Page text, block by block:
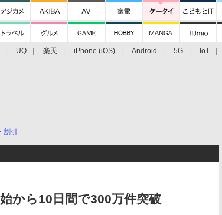
UQ 楽天 iPhone (iOS) Android 5G IoT
引
から10日間で300万件突破